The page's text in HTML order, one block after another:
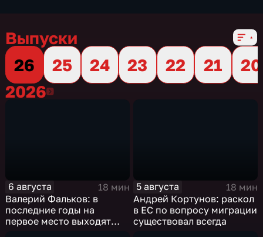
Выпуски
26
25 24 23 22 21
20
20262026
6 августа
18 мин
Валерий Фальков: в
последние годы на
первое место выходят
5 августа
18 мин
Андрей Кортунов: раскол
в ЕС по вопросу миграции
существовал всегда